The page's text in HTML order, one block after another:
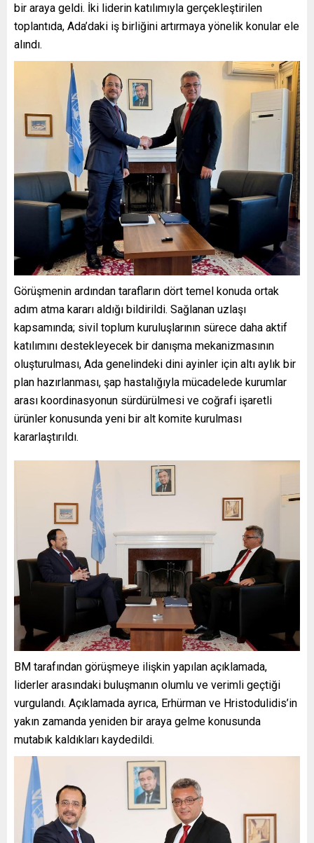
bir araya geldi. İki liderin katılımıyla gerçekleştirilen
toplantıda, Ada’daki iş birliğini artırmaya yönelik konular ele
alındı.
Görüşmenin ardından tarafların dört temel konuda ortak
adım atma kararı aldığı bildirildi. Sağlanan uzlaşı
kapsamında; sivil toplum kuruluşlarının sürece daha aktif
katılımını destekleyecek bir danışma mekanizmasının
oluşturulması, Ada genelindeki dini ayinler için altı aylık bir
plan hazırlanması, şap hastalığıyla mücadelede kurumlar
arası koordinasyonun sürdürülmesi ve coğrafi işaretli
ürünler konusunda yeni bir alt komite kurulması
kararlaştırıldı.
BM tarafından görüşmeye ilişkin yapılan açıklamada,
liderler arasındaki buluşmanın olumlu ve verimli geçtiği
vurgulandı. Açıklamada ayrıca, Erhürman ve Hristodulidis’in
yakın zamanda yeniden bir araya gelme konusunda
mutabık kaldıkları kaydedildi.